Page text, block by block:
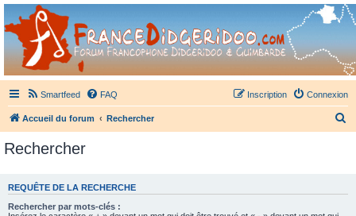
France Didgeridoo
Didgeridoo et Guimbarde sur France Didgeridoo - retrouvez la communauté.
Smartfeed FAQ Connexion
Inscription
Accueil du forum Rechercher
e
Rechercher
REQUÊTE DE LA RECHERCHE
Rechercher par mots-clés :